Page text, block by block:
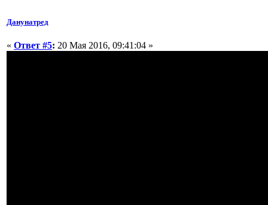
Данунатред
« Ответ #5: 20 Мая 2016, 09:41:04 »